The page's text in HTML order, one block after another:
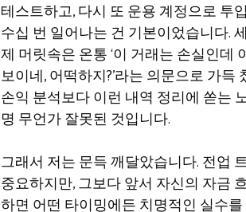
테스트하고, 다시 또 운용 계정으로 투
수십 번 일어나는 건 기본이었습니다.
제 머릿속은 온통 ‘이 거래는 손실인데
보이네, 어떡하지?’라는 의문으로 가득
손익 분석보다 이런 내역 정리에 쏟는
명 무언가 잘못된 것입니다.
그래서 저는 문득 깨달았습니다. 전업
중요하지만, 그보다 앞서 자신의 자금
하면 어떤 타이밍에든 치명적인 실수